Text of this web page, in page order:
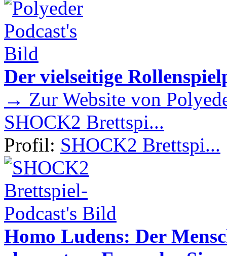
Der vielseitige
→ Zur Website von
SHOCK2 Brettspi...
Profil: SHOCK2 Brettspi...
Homo Ludens: Der